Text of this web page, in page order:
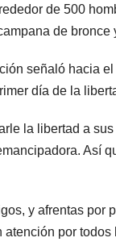
de 500
de
señaló hacia
día de la
la libertad a
Así
y afrentas por
atención por